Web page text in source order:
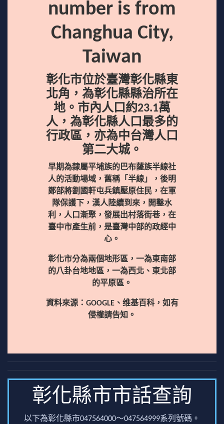
number is from
Changhua City,
Taiwan
彰化市位於臺灣彰化縣東
北角，為彰化縣縣治所在
地。市內人口約23.1萬
人，為彰化縣人口最多的
行政區，亦為中台灣人口
第二大城。
早期為隸屬平埔族的巴布薩族半線社
人的活動場域，舊稱「半線」，後明
鄭部將劉國軒屯兵鎮壓原住民，在軍
隊保護下，漢人陸續到來，開鑿水
利，人口漸聚，發展出村落街巷，在
臺中市產生前，是臺灣中部的政經中
心。
彰化市分為兩個地形區，一為東南部
的八卦台地地區，一為西北、東北部
的平原區。
資料來源：GOOGLE、维基百科，如有
侵權請告知。
彰化縣市市話查詢
以下為彰化縣市047564000～047564999系列號碼。